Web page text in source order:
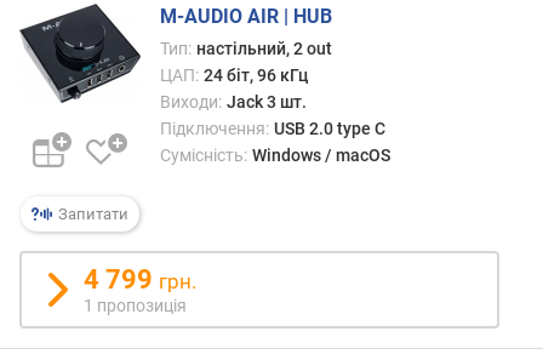
д
о
р
о
и
х
в
і
д
Запитати
M-AUDIO AIR | HUB
Тип: настільний, 2 out
ЦАП: 24 біт, 96 кГц
Виходи: Jack 3 шт.
Підключення: USB 2.0 type C
Сумісність: Windows / macOS
4 799 грн.
1 пропозиція